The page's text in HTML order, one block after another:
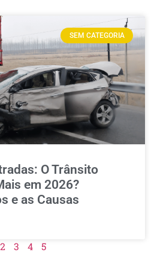
SEM CATEGORIA
O Trânsito
em 2026?
e as Causas
2 3 4 5